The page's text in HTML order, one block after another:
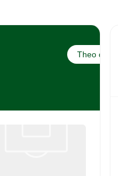
Theo dõi